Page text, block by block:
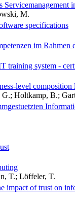
M.
specifications
im Rahmen
training system -
level composition
Holtkamp, B.;
T.; Löffeler, T.
impact of trust on